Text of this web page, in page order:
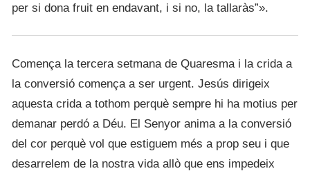
per si dona fruit en endavant, i si no, la tallaràs”».
Comença la tercera setmana de Quaresma i la crida a
la conversió comença a ser urgent. Jesús dirigeix
aquesta crida a tothom perquè sempre hi ha motius per
demanar perdó a Déu. El Senyor anima a la conversió
del cor perquè vol que estiguem més a prop seu i que
desarrelem de la nostra vida allò que ens impedeix